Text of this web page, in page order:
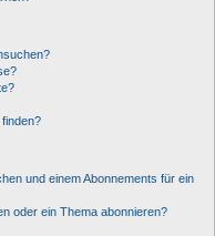
und einem Abonnements für ein
oder ein Thema abonnieren?